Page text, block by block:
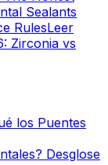
Sealants
RulesLeer
Zirconia vs
los Puentes
Desglose